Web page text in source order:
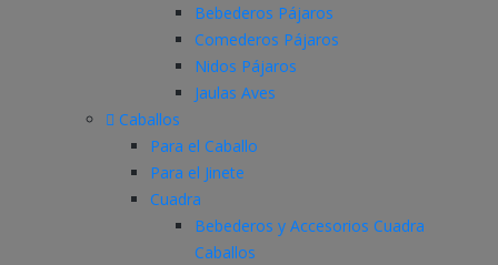
Bebederos Pájaros
Comederos Pájaros
Nidos Pájaros
Jaulas Aves
Caballos
Para el Caballo
Para el Jinete
Cuadra
Bebederos y Accesorios Cuadra
Caballos